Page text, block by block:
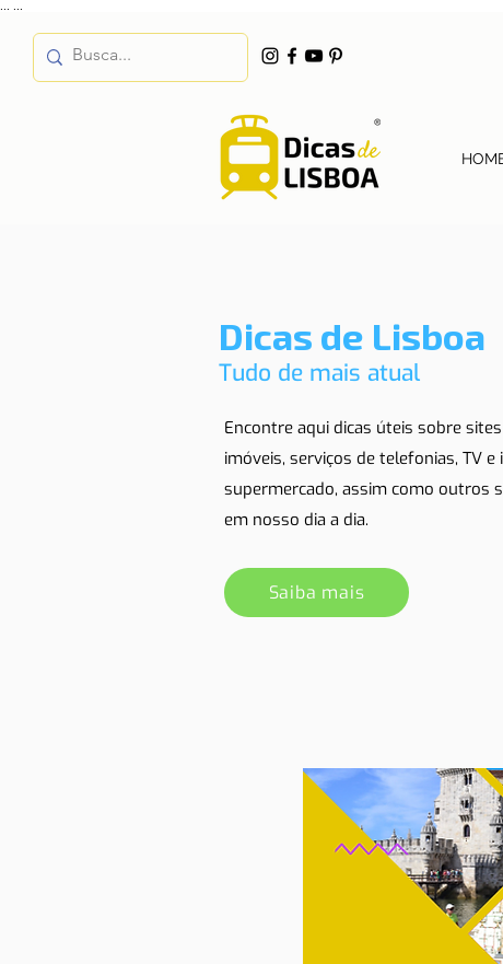
Dicas de Lisboa
Tudo de mais atual
Encontre aqui dicas úteis sobre
imóveis, serviços de telefonias, TV
supermercado, assim como outros
em nosso dia a dia.
Saiba mais